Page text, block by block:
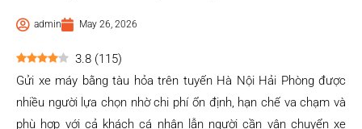
admin May 26, 2026
3.8 (115)
Gửi xe máy bằng tàu hỏa trên tuyến Hà Nội Hải Phòng được
nhiều người lựa chọn nhờ chi phí ổn định, hạn chế va chạm và
phù hợp với cả khách cá nhân lẫn người cần vận chuyển xe